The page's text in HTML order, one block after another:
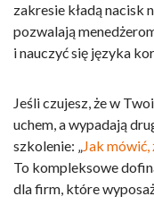
zakresie kładą nacisk
pozwalają
i nauczyć się języka
Jeśli czujesz, że w
uchem, a wypadają
szkolenie: „Jak mówić,
To kompleksowe
dla firm, które